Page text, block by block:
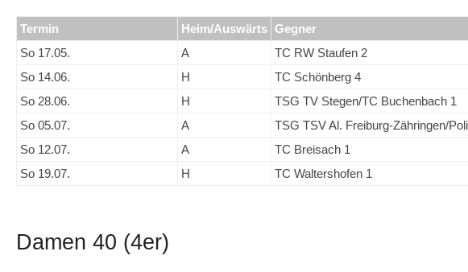
Termin Heim/Auswärts Gegner
So 17.05.
A
TC RW Staufen 2
So 14.06.
H
TC Schönberg 4
So 28.06.
H
TSG TV Stegen/TC Buchenbach 1
So 05.07.
A
TSG TSV Al. Freiburg-Zähringen/
So 12.07.
A
TC Breisach 1
So 19.07.
H TC Waltershofen 1
Damen 40 (4er)